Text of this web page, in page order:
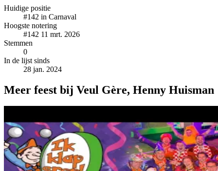
Huidige positie
#142 in Carnaval
Hoogste notering
#142 11 mrt. 2026
Stemmen
0
In de lijst sinds
28 jan. 2024
Meer feest bij Veul Gère, Henny Huisman